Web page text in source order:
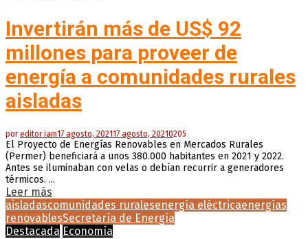
Invertirán más de US$ 92
millones para proveer de
energía a comunidades rurales
aisladas
poreditor iam17 agosto, 202117 agosto, 20210205
El Proyecto de Energías Renovables en Mercados Rurales
(Permer) beneficiará a unos 380.000 habitantes en 2021 y 2022.
Antes se iluminaban con velas o debían recurrir a generadores
térmicos. ...
Leer más
aisladascomunidades ruralesenergía eléctricaenergías
renovablesSecretaría de Energía
Destacada Economía